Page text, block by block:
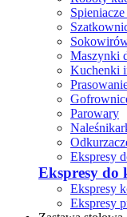
Maszynki
Kuchenki
Parowary
Ekspresy
Ekspresy do
Ekspresy
Ekspresy